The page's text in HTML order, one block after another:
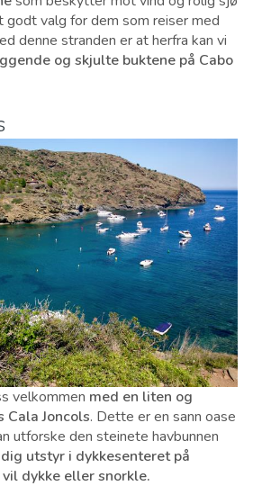
valg for dem som reiser med
denne stranden er at herfra kan vi
og skjulte buktene på Cabo
velkommen med en liten og
Cala Joncols. Dette er en sann oase
utforske den steinete havbunnen
utstyr i dykkesenteret på
dykke eller snorkle.